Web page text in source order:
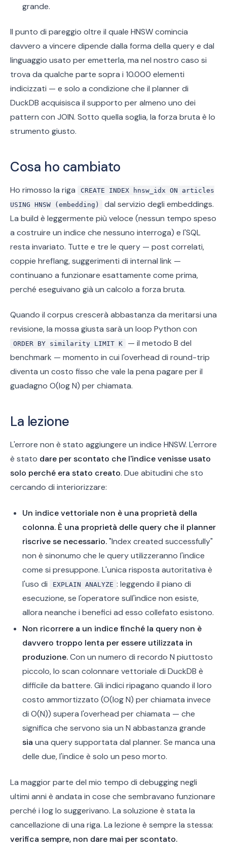
grande.
Il punto di pareggio oltre il quale HNSW comincia
davvero a vincere dipende dalla forma della query e dal
linguaggio usato per emetterla, ma nel nostro caso si
trova da qualche parte sopra i 10.000 elementi
indicizzati — e solo a condizione che il planner di
DuckDB acquisisca il supporto per almeno uno dei
pattern con JOIN. Sotto quella soglia, la forza bruta è lo
strumento giusto.
Cosa ho cambiato
Ho rimosso la riga
CREATE INDEX hnsw_idx ON articles
USING HNSW (embedding)
dal servizio degli embeddings.
La build è leggermente più veloce (nessun tempo speso
a costruire un indice che nessuno interroga) e l'SQL
resta invariato. Tutte e tre le query — post correlati,
coppie hreflang, suggerimenti di internal link —
continuano a funzionare esattamente come prima,
perché eseguivano già un calcolo a forza bruta.
Quando il corpus crescerà abbastanza da meritarsi una
revisione, la mossa giusta sarà un loop Python con
ORDER BY similarity LIMIT K
— il metodo B del
benchmark — momento in cui l'overhead di round-trip
diventa un costo fisso che vale la pena pagare per il
guadagno O(log N) per chiamata.
La lezione
L'errore non è stato aggiungere un indice HNSW. L'errore
è stato dare per scontato che l'indice venisse usato
solo perché era stato creato. Due abitudini che sto
cercando di interiorizzare:
Un indice vettoriale non è una proprietà della
colonna. È una proprietà delle query che il planner
riscrive se necessario."Index created successfully"
non è sinonumo che le query utilizzeranno l'indice
come si presuppone. L'unica risposta autoritativa è
l'uso di
EXPLAIN ANALYZE : leggendo il piano di
esecuzione, se l'operatore sull'indice non esiste,
allora neanche i benefici ad esso collefato esistono.
Non ricorrere a un indice finché la query non è
davvero troppo lenta per essere utilizzata in
produzione.Con un numero di recordo N piuttosto
piccolo, lo scan colonnare vettoriale di DuckDB è
difficile da battere. Gli indici ripagano quando il loro
costo ammortizzato (O(log N) per chiamata invece
di O(N)) supera l'overhead per chiamata — che
significa che servono sia un N abbastanza grande
sia una query supportata dal planner. Se manca una
delle due, l'indice è solo un peso morto.
La maggior parte del mio tempo di debugging negli
ultimi anni è andata in cose che sembravano funzionare
perché i log lo suggerivano. La soluzione è stata la
cancellazione di una riga. La lezione è sempre la stessa:
verifica sempre, non dare mai per scontato.